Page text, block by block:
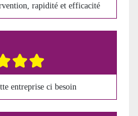
rapidité et efficacité
entreprise ci besoin